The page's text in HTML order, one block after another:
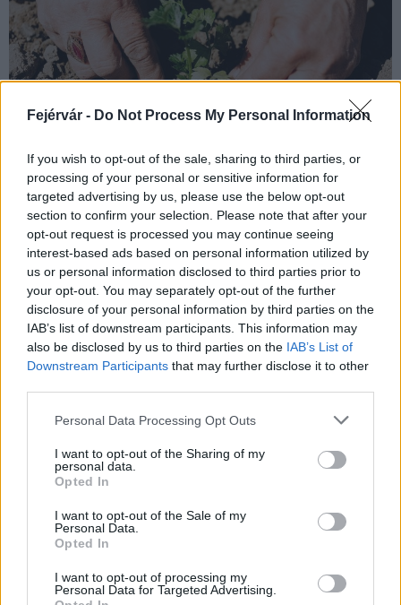
Fejérvár - Do Not Process My Personal Information
If you wish to opt-out of the sale, sharing to third parties, or
processing of your personal or sensitive information for
targeted advertising by us, please use the below opt-out
section to confirm your selection. Please note that after your
opt-out request is processed you may continue seeing
interest-based ads based on personal information utilized by
us or personal information disclosed to third parties prior to
your opt-out. You may separately opt-out of the further
disclosure of your personal information by third parties on the
IAB’s list of downstream participants. This information may
also be disclosed by us to third parties on the IAB’s List of
Downstream Participants that may further disclose it to other
Please note that this website/app uses one or more Google
not limited to your visit or usage behaviour. You may click to
grant or deny consent to Google and its third-party tags to
use your data for below specified purposes in below Google
consent section.
Personal Data Processing Opt Outs
I want to opt-out of the Sharing of my
personal data.
Opted In
I want to opt-out of the Sale of my
Personal Data.
Opted In
I want to opt-out of processing my
Personal Data for Targeted Advertising.
Most kell megalapozni a kert vagy veteményes következő
hónapjait.
Erkélyekre való növényekre is lehet pályázni
Székesfehérváron
2018.03.17
Idén már nyolc éve, hogy Székesfehérvár Önkormányzata és a
és vonzóbb városkép kialakításán túl, a zöldfelületek növelése
pályázhatnak a családi házban lakók.
Növényekre lehet pályázni Székesfehérváron
Idén is meghirdette Székesfehérvár Városgondnoksága
a "Virágosabb és zöldebb Székesfehérvárért" közterületi és